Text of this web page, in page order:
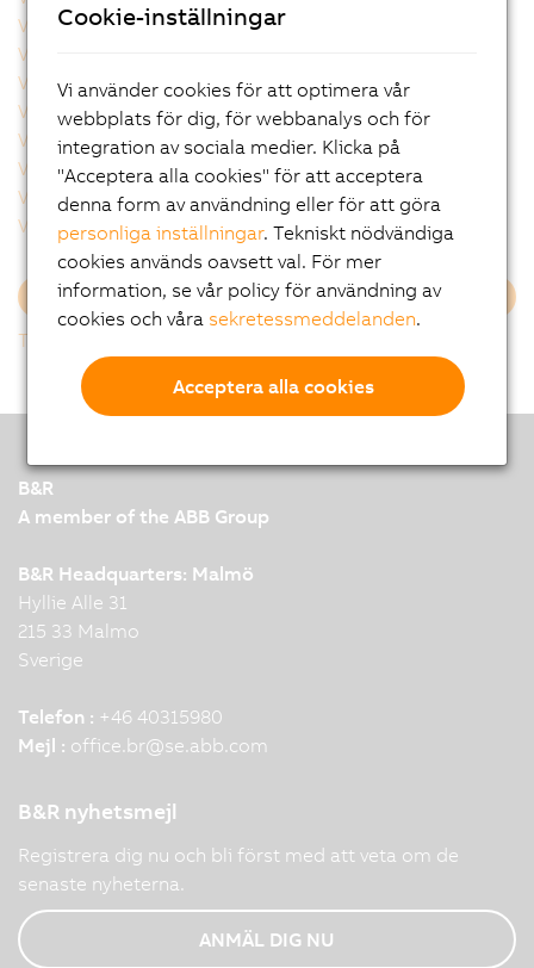
VCA0Y01.0020
VCA0Y01.0050
VCA0Y01.0100
VCA0Y01.0200
VCA0Y01.0300
VCA0Y11.0010
VCA0Y11.0020
VCA0Y11.0050
VCA0Y11.0100
VCA0Y11.0150
VCA1L01.0020
VCA1L01.0050
VCA1L01.0100
VCA1L01.0200
VCA1L11.0020
Ladda mer
Tillbaka till listan
B&R
A member of the ABB Group
B&R Headquarters: Malmö
Hyllie Alle 31
215 33 Malmo
Sverige
Telefon : +46 40315980
Mejl : office.br@se.abb.com
B&R nyhetsmejl
Registrera dig nu och bli först med att veta om de
senaste nyheterna.
ANMÄL DIG NU
Cookie-inställningar
Vi använder cookies för att optimera vår
webbplats för dig, för webbanalys och för
integration av sociala medier. Klicka på
"Acceptera alla cookies" för att acceptera
denna form av användning eller för att göra
personliga inställningar. Tekniskt nödvändiga
cookies används oavsett val. För mer
information, se vår policy för användning av
cookies och våra sekretessmeddelanden.
Acceptera alla cookies